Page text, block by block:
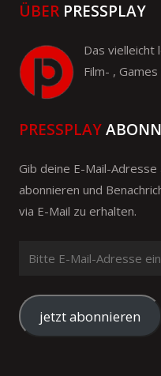
ÜBER PRESSPLAY
Das vielleicht
Film- ,
PRESSPLAY
Gib deine E-Mail-
abonnieren und
via E-Mail zu erhalten.
Mail-
Adresse
eingeben
jetzt abonnieren